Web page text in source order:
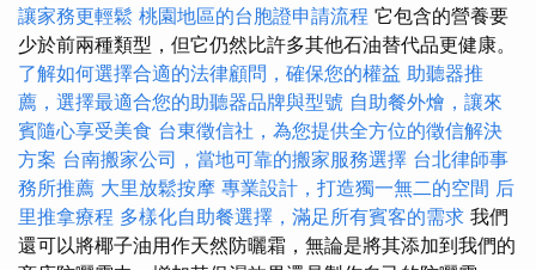
讓家務更輕鬆 桃園地區的台胞證申請流程 它包含的營養要
少於前兩種類型，但它仍然比許多其他石油替代品更健康。
了解如何選擇合適的法律顧問，確保您的權益 助聽器推
薦，選擇最適合您的助聽器品牌與型號 自助餐外燴，讓來
賓隨心享受美食 台東徵信社，為您提供全方位的徵信解決
方案 台南搬家公司，當地可靠的搬家服務選擇 台北律師事
務所推薦 大里放鬆按摩 專業設計，打造獨一無二的空間 后
里推拿療程 多樣化自助餐選擇，滿足所有賓客的需求 我們
還可以將椰子油用作天然防曬霜，無論是將其添加到我們的